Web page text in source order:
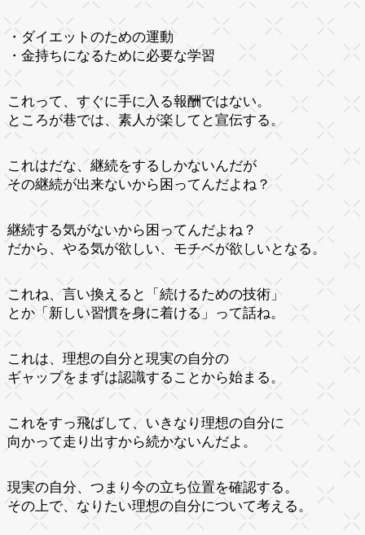
・ダイエットのための運動
・金持ちになるために必要な学習
これって、すぐに手に入る報酬ではない。
ところが巷では、素人が楽してと宣伝する。
これはだな、継続をするしかないんだが
その継続が出来ないから困ってんだよね？
継続する気がないから困ってんだよね？
だから、やる気が欲しい、モチベが欲しいとなる。
これね、言い換えると「続けるための技術」
とか「新しい習慣を身に着ける」って話ね。
これは、理想の自分と現実の自分の
ギャップをまずは認識することから始まる。
これをすっ飛ばして、いきなり理想の自分に
向かって走り出すから続かないんだよ。
現実の自分、つまり今の立ち位置を確認する。
その上で、なりたい理想の自分について考える。